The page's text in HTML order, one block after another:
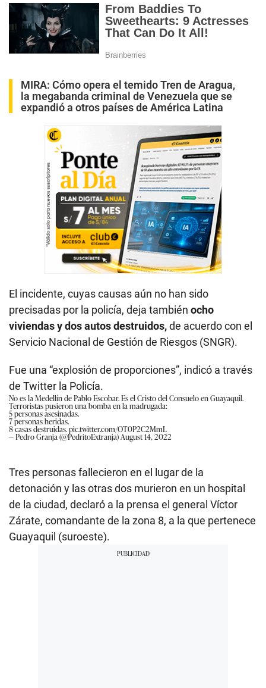
MIRA: Cómo opera el temido Tren de Aragua,
la megabanda criminal de Venezuela que se
expandió a otros países de América Latina
El incidente, cuyas causas aún no han sido
precisadas por la policía, deja también ocho
viviendas y dos autos destruidos,de acuerdo con el
Servicio Nacional de Gestión de Riesgos (SNGR).
Fue una “explosión de proporciones”, indicó a través
de Twitter la Policía.
No es la Medellín de Pablo Escobar. Es el Cristo del Consuelo en Guayaquil.
Terroristas pusieron una bomba en la madrugada:
5 personas asesinadas.
7 personas heridas.
8 casas destruidas.pic.twitter.com/OT0P2C2MmL
— Pedro Granja (@PedritoExtranja)August 14, 2022
Tres personas fallecieron en el lugar de la
detonación y las otras dos murieron en un hospital
de la ciudad, declaró a la prensa el general Víctor
Zárate, comandante de la zona 8, a la que pertenece
Guayaquil (suroeste).